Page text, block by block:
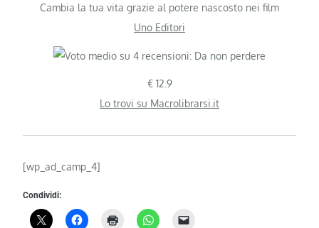
Cambia la tua vita grazie al potere nascosto nei film
Uno Editori
€ 12.9
Lo trovi su Macrolibrarsi.it
[wp_ad_camp_4]
Condividi: